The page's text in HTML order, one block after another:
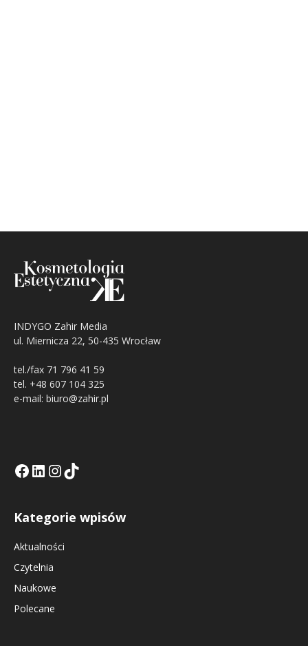
INDYGO Zahir Media
ul. Miernicza 22, 50-435 Wrocław
tel./fax 71 796 41 59
tel. +48 607 104 325
e-mail: biuro@zahir.pl
Facebook
LinkedIn
Tik Tok KEInstagramm KE
Kategorie wpisów
Aktualności
Czytelnia
Naukowe
Polecane